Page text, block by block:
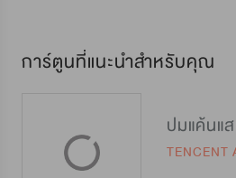
การ์ตูนที่แนะนำสำหรับคุณ
ปมแค้นแ
TENCENT